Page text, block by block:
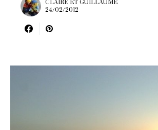
CLAIRE ET GUILLAUME
24/02/2012